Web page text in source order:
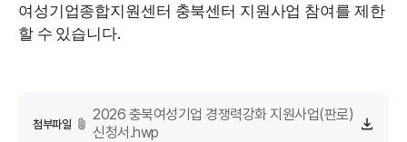
여성기업종합지원센터 충북센터 지원사업 참여를 제한
할 수 있습니다.
첨부파일
2026 충북여성기업 경쟁력강화 지원사업(판로)
신청서.hwp